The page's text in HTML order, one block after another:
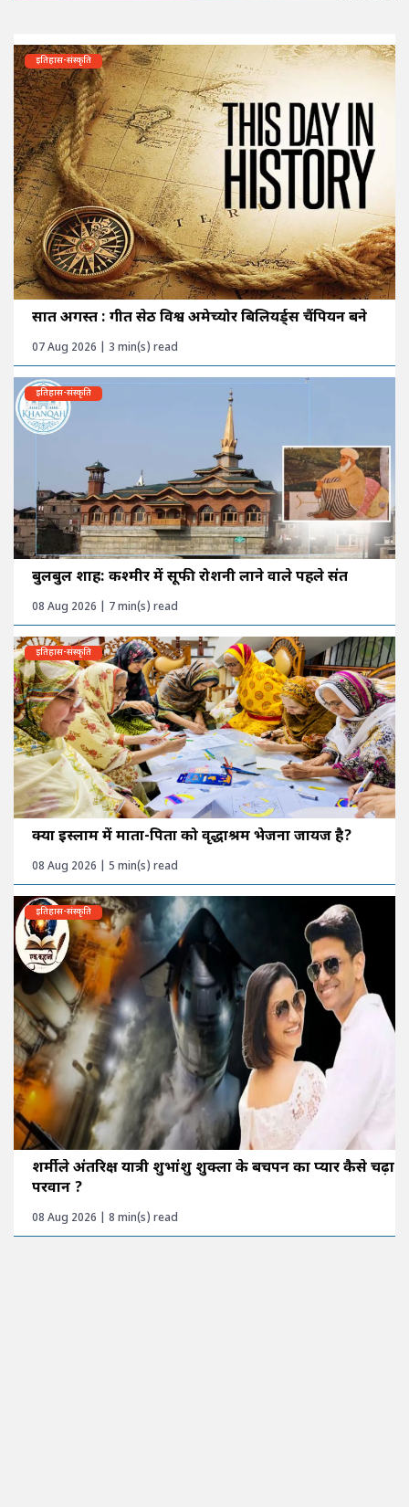
इतिहास-संस्कृति
सात अगस्त : गीत सेठी विश्व अमेच्योर बिलियर्ड्स चैंपियन बने
07 Aug 2026 | 3 min(s) read
इतिहास-संस्कृति
बुलबुल शाह: कश्मीर में सूफी रोशनी लाने वाले पहले संत
08 Aug 2026 | 7 min(s) read
इतिहास-संस्कृति
क्या इस्लाम में माता-पिता को वृद्धाश्रम भेजना जायज है?
08 Aug 2026 | 5 min(s) read
इतिहास-संस्कृति
शर्मीले अंतरिक्ष यात्री शुभांशु शुक्ला के बचपन का प्यार कैसे चढ़ा
परवान ?
08 Aug 2026 | 8 min(s) read